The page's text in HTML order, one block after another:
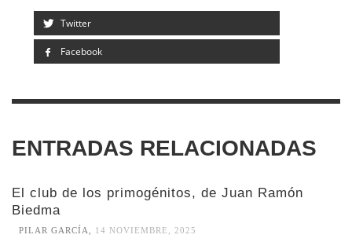
Twitter
Facebook
ENTRADAS RELACIONADAS
El club de los primogénitos, de Juan Ramón
Biedma
PILAR GARCÍA 14 NOVIEMBRE, 2025